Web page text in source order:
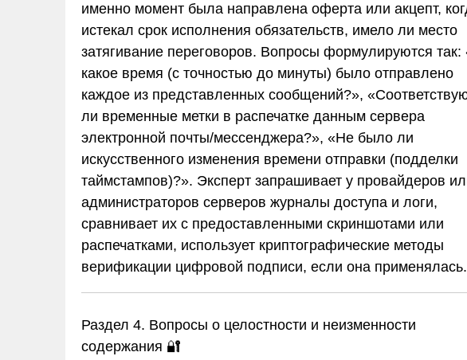
именно момент была направлена оферта или акцепт,
истекал срок исполнения обязательств, имело ли место
затягивание переговоров. Вопросы формулируются так:
какое время (с точностью до минуты) было отправлено
каждое из представленных сообщений?»,
ли временные метки в распечатке данным сервера
электронной почты/мессенджера?», «Не было ли
искусственного изменения времени отправки (подделки
таймстампов)?». Эксперт запрашивает у провайдеров
администраторов серверов журналы доступа и логи,
сравнивает их с предоставленными скриншотами или
распечатками, использует криптографические методы
верификации цифровой подписи, если она применялась.
Раздел 4. Вопросы о целостности и неизменности
содержания 🔐